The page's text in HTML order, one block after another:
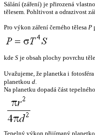
Sálání (záření) je přirozená
tělesem. Pohltivost a odrazivost
Pro výkon záření černého tělesa P
kde S je obsah plochy povrchu
Uvažujeme, že planetka i
planetkou d.
Na planetku dopadá část
Tepelný výkon přijímaný